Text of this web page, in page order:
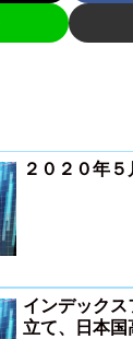
２０２０年
インデック
立て、日本国